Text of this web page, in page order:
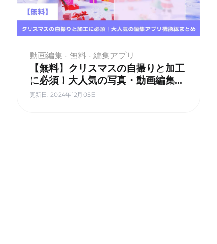
動画編集 · 無料 · 編集アプリ
【無料】クリスマスの自撮りと加工
に必須！大人気の写真・動画編集ア
プリ機能まとめ
更新日 :2024年12月05日